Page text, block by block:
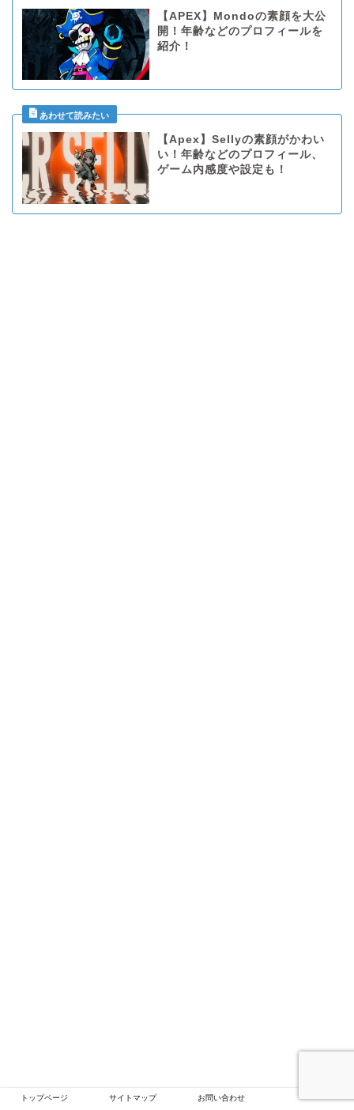
【APEX】Mondoの素顔を大公
開！年齢などのプロフィールを
紹介！
【Apex】Sellyの素顔がかわい
い！年齢などのプロフィール、
ゲーム内感度や設定も！
トップページ サイトマップ お問い合わせ